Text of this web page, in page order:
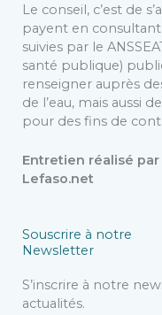
Le conseil, c’est de
payent en
suivies par le
santé publique)
renseigner auprès
de l’eau, mais aussi
pour des fins de
Entretien réalisé
Lefaso.net
Souscrire à notre
Newsletter
S’inscrire à notre
actualités.